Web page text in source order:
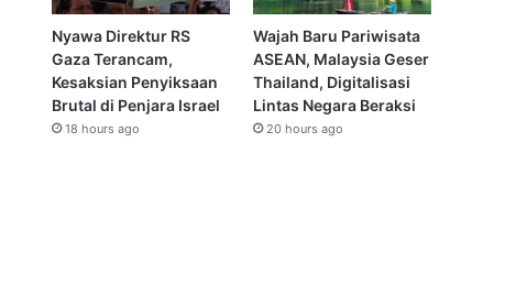
Nyawa Direktur RS
Gaza Terancam,
Kesaksian Penyiksaan
Brutal di Penjara Israel
18 hours ago
Wajah Baru Pariwisata
ASEAN, Malaysia Geser
Thailand, Digitalisasi
Lintas Negara Beraksi
20 hours ago